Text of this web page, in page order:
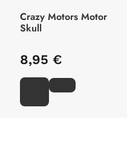
Crazy Motors Motor
Skull
8,95 €